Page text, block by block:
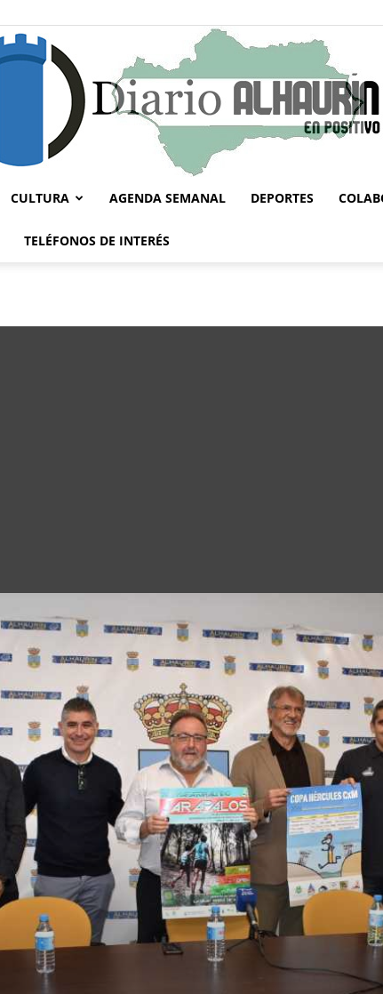
CULTURA AGENDA SEMANAL DEPORTES
TELÉFONOS DE INTERÉS